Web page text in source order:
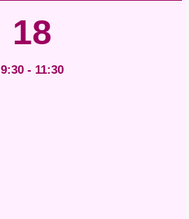
18
9:30 - 11:30